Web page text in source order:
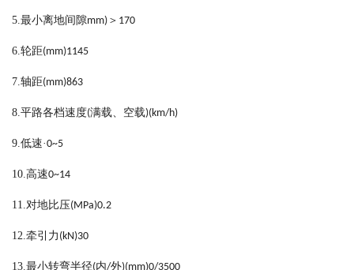
5.最小离地间隙mm) ＞ 170
6.轮距(mm)1145
7.轴距(mm)863
8.平路各档速度(满载、空载)(km/h)
9.低速·0~5
10.高速0~14
11.对地比压(MPa)0.2
12.牵引力 (kN)30
13.最小转弯半径(内/外)(mm)0/3500